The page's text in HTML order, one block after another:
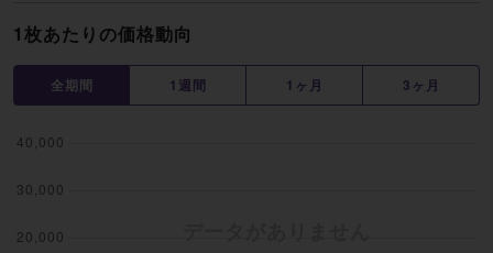
1枚あたりの価格動向
全期間 1週間 1ヶ月 3ヶ月